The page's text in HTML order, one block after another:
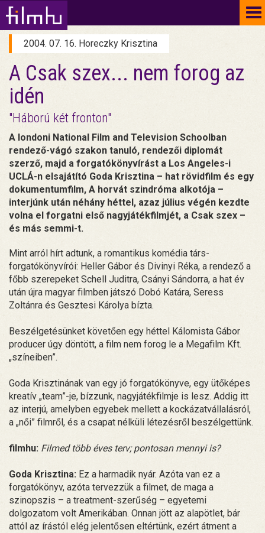
2004. 07. 16. Horeczky Krisztina
A Csak szex... nem forog az
idén
"Háború két fronton"
A londoni National Film and Television Schoolban
rendező-vágó szakon tanuló, rendezői diplomát
szerző, majd a forgatókönyvírást a Los Angeles-i
UCLÁ-n elsajátító Goda Krisztina – hat rövidfilm és egy
dokumentumfilm, A horvát szindróma alkotója –
interjúnk után néhány héttel, azaz július végén kezdte
volna el forgatni első nagyjátékfilmjét, a Csak szex –
és más semmi-t.
Mint arról hírt adtunk, a romantikus komédia társ-
forgatókönyvírói: Heller Gábor és Divinyi Réka, a rendező a
főbb szerepeket Schell Juditra, Csányi Sándorra, a hat év
után újra magyar filmben játszó Dobó Katára, Seress
Zoltánra és Gesztesi Károlya bízta.
Beszélgetésünket követően egy héttel Kálomista Gábor
producer úgy döntött, a film nem forog le a Megafilm Kft.
„színeiben”.
Goda Krisztinának van egy jó forgatókönyve, egy ütőképes
kreatív „team”-je, bízzunk, nagyjátékfilmje is lesz. Addig itt
az interjú, amelyben egyebek mellett a kockázatvállalásról,
a „női” filmről, és a csapat nélküli létezésről beszélgettünk.
filmhu: Filmed több éves terv; pontosan mennyi is?
Goda Krisztina: Ez a harmadik nyár. Azóta van ez a
forgatókönyv, azóta tervezzük a filmet, de maga a
szinopszis – a treatment-szerűség – egyetemi
dolgozatom volt Amerikában. Onnan jött az alapötlet, bár
attól az írástól elég jelentősen eltértünk, ezért átment a